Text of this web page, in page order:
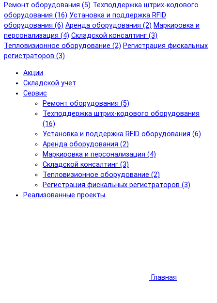
Ремонт оборудования (5) Техподдержка штрих-кодового
оборудования (16) Установка и поддержка RFID
оборудования (6) Аренда оборудования (2) Маркировка и
персонализация (4) Складской консалтинг (3)
Тепловизионное оборудование (2) Регистрация фискальных
регистраторов (3)
Акции
Складской учет
Сервис
Ремонт оборудования (5)
Техподдержка штрих-кодового оборудования
(16)
Установка и поддержка RFID оборудования (6)
Аренда оборудования (2)
Маркировка и персонализация (4)
Складской консалтинг (3)
Тепловизионное оборудование (2)
Регистрация фискальных регистраторов (3)
Реализованные проекты
Главная